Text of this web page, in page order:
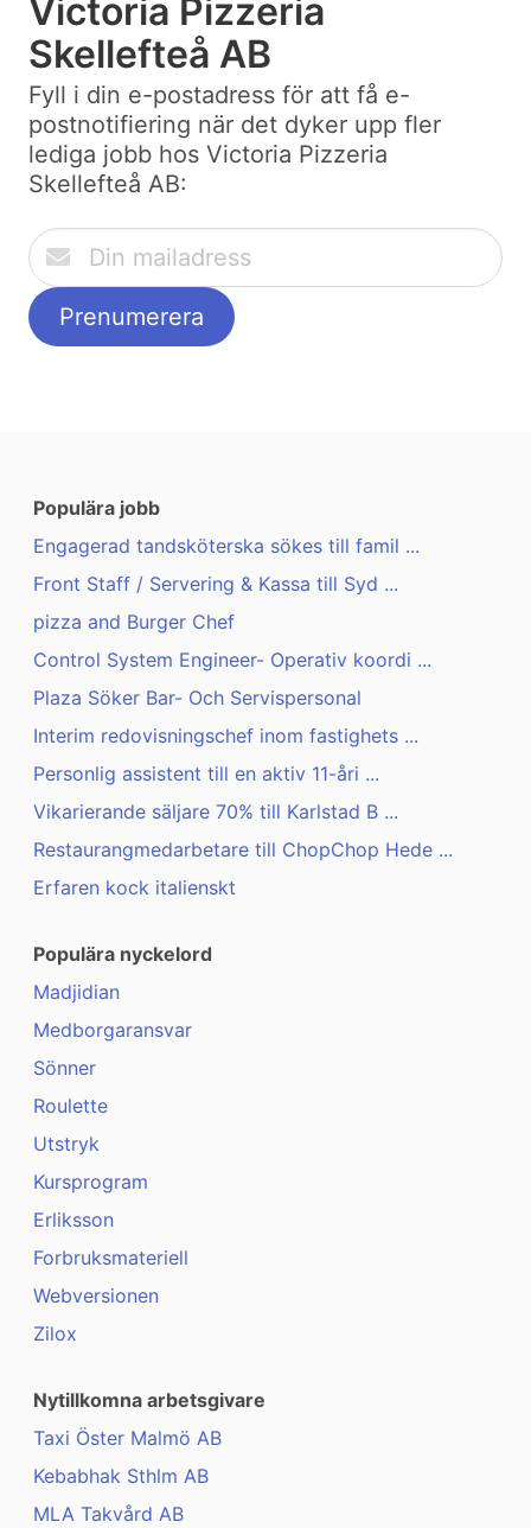
Victoria Pizzeria
Skellefteå AB
Fyll i din e-postadress för att få e-
postnotifiering när det dyker upp fler
lediga jobb hos Victoria Pizzeria
Skellefteå AB:
Populära jobb
Engagerad tandsköterska sökes till famil ...
Front Staff / Servering & Kassa till Syd ...
pizza and Burger Chef
Control System Engineer- Operativ koordi ...
Plaza Söker Bar- Och Servispersonal
Interim redovisningschef inom fastighets ...
Personlig assistent till en aktiv 11-åri ...
Vikarierande säljare 70% till Karlstad B ...
Restaurangmedarbetare till ChopChop Hede ...
Erfaren kock italienskt
Populära nyckelord
Madjidian
Medborgaransvar
Sönner
Roulette
Utstryk
Kursprogram
Erliksson
Forbruksmateriell
Webversionen
Zilox
Nytillkomna arbetsgivare
Taxi Öster Malmö AB
Kebabhak Sthlm AB
MLA Takvård AB